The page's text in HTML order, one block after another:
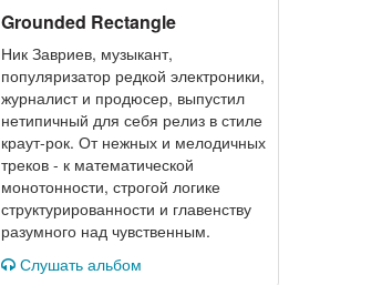
Grounded Rectangle
Ник Завриев, музыкант,
популяризатор редкой электроники,
журналист и продюсер, выпустил
нетипичный для себя релиз в стиле
краут-рок. От нежных и мелодичных
треков - к математической
монотонности, строгой логике
структурированности и главенству
разумного над чувственным.
Слушать альбом